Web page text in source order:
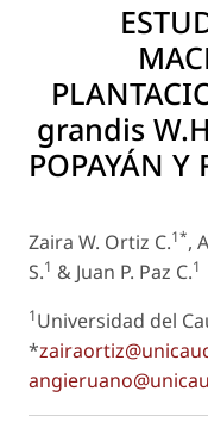
grandis
POPAYÁN Y
Zaira W. Ortiz C.1*,
S.1 & Juan P. Paz C.1
1Universidad del
*